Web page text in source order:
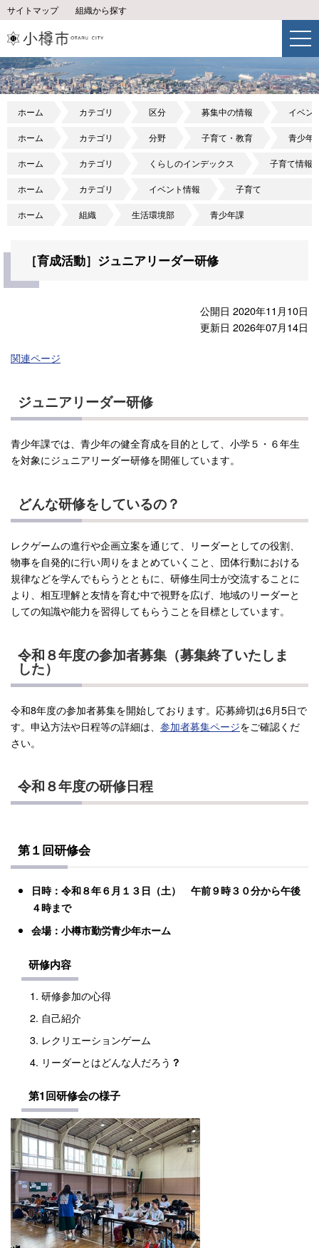
サイトマップ 組織から探す
ホーム カテゴリ 区分 募集中の情報 イベン
ホーム カテゴリ 分野 子育て・教育 青少年
ホーム カテゴリ くらしのインデックス 子育て情報
ホーム カテゴリ イベント情報 子育て
ホーム 組織 生活環境部 青少年課
［育成活動］ジュニアリーダー研修
公開日 2020年11月10日
更新日 2026年07月14日
関連ページ
ジュニアリーダー研修
青少年課では、青少年の健全育成を目的として、小学５・６年生
を対象にジュニアリーダー研修を開催しています。
どんな研修をしているの？
レクゲームの進行や企画立案を通じて、リーダーとしての役割、
物事を自発的に行い周りをまとめていくこと、団体行動における
規律などを学んでもらうとともに、研修生同士が交流することに
より、相互理解と友情を育む中で視野を広げ、地域のリーダーと
しての知識や能力を習得してもらうことを目標としています。
令和８年度の参加者募集（募集終了いたしま
した）
令和8年度の参加者募集を開始しております。応募締切は6月5日で
す。申込方法や日程等の詳細は、 参加者募集ページをご確認くだ
さい。
令和８年度の研修日程
第１回研修会
日時：令和８年６月１３日（土） 午前９時３０分から午後
４時まで
会場：小樽市勤労青少年ホーム
研修内容
​​​​研修参加の心得
自己紹介
レクリエーションゲーム
リーダーとはどんな人だろう ？
第1回研修会の様子